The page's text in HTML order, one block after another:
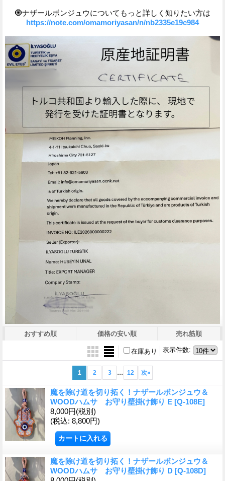
🧿ナザールボンジュウについてもっと詳しく知りたい方は
https://note.com/omamoriyasan/n/nb2335e19c984
おすすめ順 価格の安い順 売れ筋順
表示件数:
在庫あり
1 2 3 ... 12 次»
魔を除け道を切り拓く！ナザールボンジュウ＆
WOODハムサ お守り壁掛け飾り E [Q-108E]
8,000円(税別)
(税込: 8,800円)
魔を除け道を切り拓く！ナザールボンジュウ＆
WOODハムサ お守り壁掛け飾り D [Q-108D]